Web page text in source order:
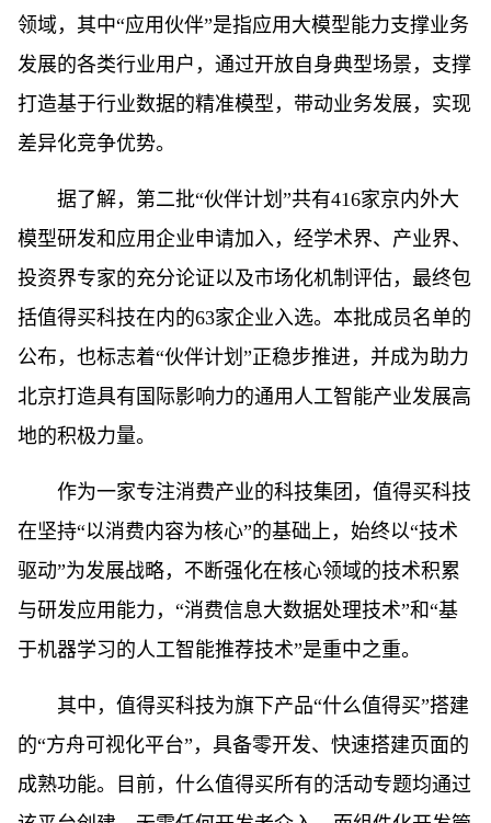
领域，其中“应用伙伴”是指应用大模型能力支撑业务
发展的各类行业用户，通过开放自身典型场景，支撑
打造基于行业数据的精准模型，带动业务发展，实现
差异化竞争优势。
据了解，第二批“伙伴计划”共有416家京内外大
模型研发和应用企业申请加入，经学术界、产业界、
投资界专家的充分论证以及市场化机制评估，最终包
括值得买科技在内的63家企业入选。本批成员名单的
公布，也标志着“伙伴计划”正稳步推进，并成为助力
北京打造具有国际影响力的通用人工智能产业发展高
地的积极力量。
作为一家专注消费产业的科技集团，值得买科技
在坚持“以消费内容为核心”的基础上，始终以“技术
驱动”为发展战略，不断强化在核心领域的技术积累
与研发应用能力，“消费信息大数据处理技术”和“基
于机器学习的人工智能推荐技术”是重中之重。
其中，值得买科技为旗下产品“什么值得买”搭建
的“方舟可视化平台”，具备零开发、快速搭建页面的
成熟功能。目前，什么值得买所有的活动专题均通过